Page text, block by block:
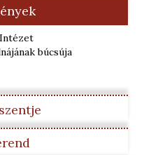
búcsúja